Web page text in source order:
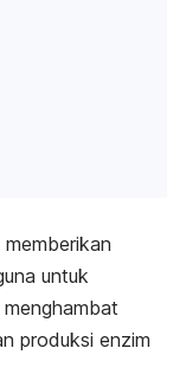
untuk
produksi enzim